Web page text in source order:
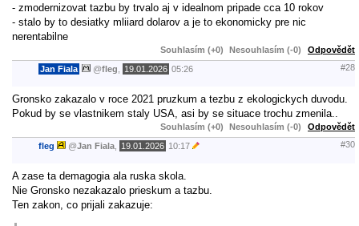
- zmodernizovat tazbu by trvalo aj v idealnom pripade cca 10 rokov
- stalo by to desiatky mliiard dolarov a je to ekonomicky pre nic
nerentabilne
Souhlasím (+0) Nesouhlasím (-0) Odpovědět
Jan Fiala @fleg 19.01.2026 05:26 #28
Gronsko zakazalo v roce 2021 pruzkum a tezbu z ekologickych duvodu.
Pokud by se vlastnikem staly USA, asi by se situace trochu zmenila..
Souhlasím (+0) Nesouhlasím (-0) Odpovědět
fleg @Jan Fiala 19.01.2026 10:17 #30
A zase ta demagogia ala ruska skola.
Nie Gronsko nezakazalo prieskum a tazbu.
Ten zakon, co prijali zakazuje: